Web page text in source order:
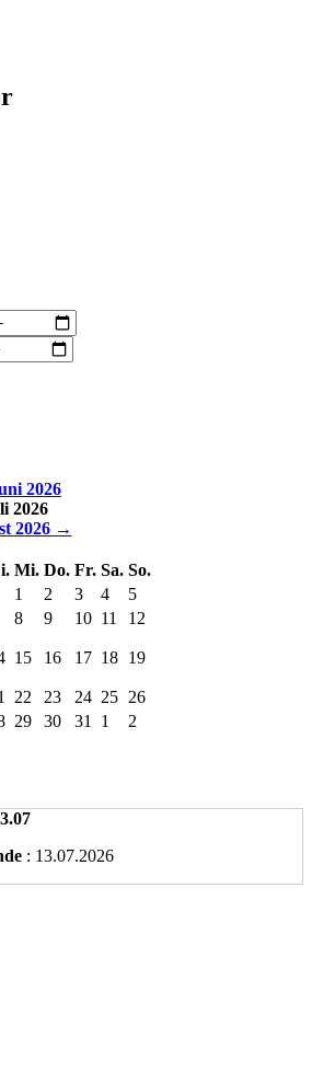
2026
2026
2026 →
Mi. Do. Fr. Sa. So.
1
2 3 4
5
8 9 10 11
12
15 16 17 18 19
22 23 24 25 26
29 30 31 1 2
: 13.07.2026